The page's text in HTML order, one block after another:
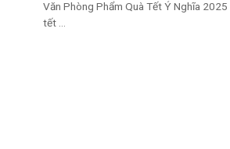
Văn Phòng Phẩm Quà Tết Ý Nghĩa
tết ...